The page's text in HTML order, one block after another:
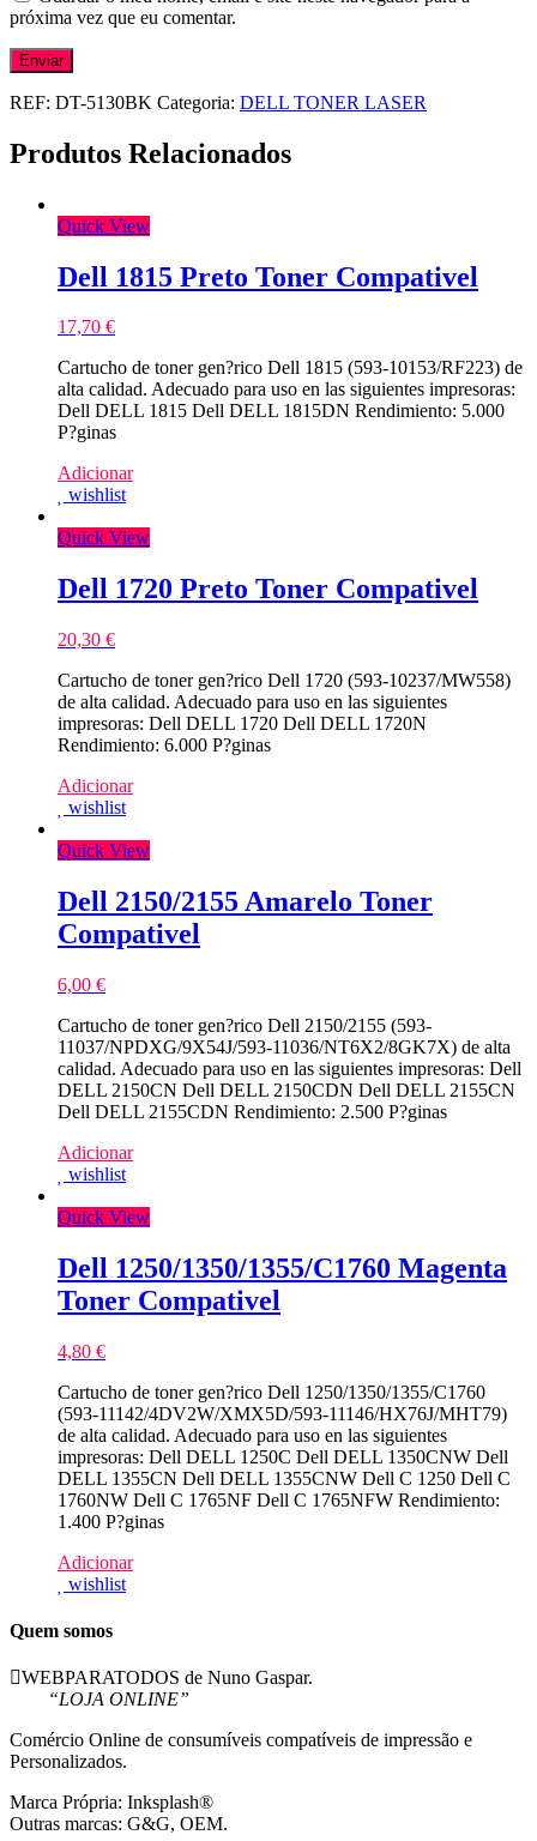
próxima vez que eu comentar.
REF: DT-5130BK Categoria: DELL TONER LASER
Produtos Relacionados
Quick View
Dell 1815 Preto Toner Compativel
17,70 €
Cartucho de toner gen?rico Dell 1815 (593-10153/RF223) de
alta calidad. Adecuado para uso en las siguientes impresoras:
Dell DELL 1815 Dell DELL 1815DN Rendimiento: 5.000
P?ginas
Adicionar
wishlist
Quick View
Dell 1720 Preto Toner Compativel
20,30 €
Cartucho de toner gen?rico Dell 1720 (593-10237/MW558)
de alta calidad. Adecuado para uso en las siguientes
impresoras: Dell DELL 1720 Dell DELL 1720N
Rendimiento: 6.000 P?ginas
Adicionar
wishlist
Quick View
Dell 2150/2155 Amarelo Toner
Compativel
6,00 €
Cartucho de toner gen?rico Dell 2150/2155 (593-
11037/NPDXG/9X54J/593-11036/NT6X2/8GK7X) de alta
calidad. Adecuado para uso en las siguientes impresoras: Dell
DELL 2150CN Dell DELL 2150CDN Dell DELL 2155CN
Dell DELL 2155CDN Rendimiento: 2.500 P?ginas
Adicionar
wishlist
Quick View
Dell 1250/1350/1355/C1760 Magenta
Toner Compativel
4,80 €
Cartucho de toner gen?rico Dell 1250/1350/1355/C1760
(593-11142/4DV2W/XMX5D/593-11146/HX76J/MHT79)
de alta calidad. Adecuado para uso en las siguientes
impresoras: Dell DELL 1250C Dell DELL 1350CNW Dell
DELL 1355CN Dell DELL 1355CNW Dell C 1250 Dell C
1760NW Dell C 1765NF Dell C 1765NFW Rendimiento:
1.400 P?ginas
Adicionar
wishlist
Quem somos
WEBPARATODOS de Nuno Gaspar.
“LOJA ONLINE”
Comércio Online de consumíveis compatíveis de impressão e
Personalizados.
Marca Própria: Inksplash®
Outras marcas: G&G, OEM.